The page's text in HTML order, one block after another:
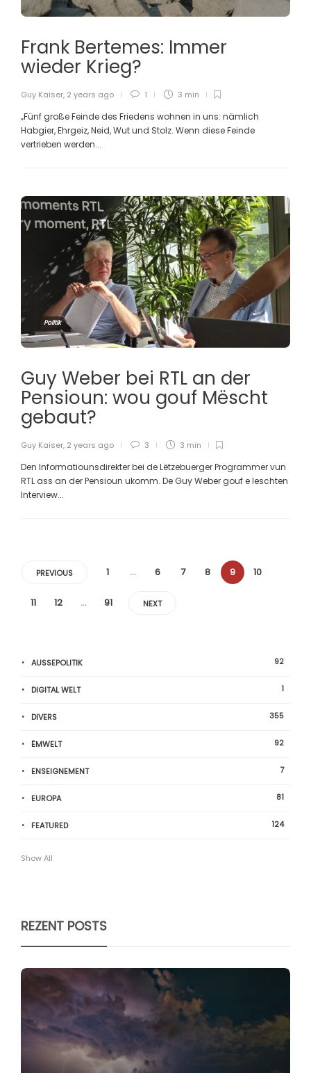
Frank Bertemes: Immer
wieder Krieg?
Guy Kaiser, 2 years ago 1 3 min
„Fünf große Feinde des Friedens wohnen in uns: nämlich
Habgier, Ehrgeiz, Neid, Wut und Stolz. Wenn diese Feinde
vertrieben werden...
Politik
Guy Weber bei RTL an der
Pensioun: wou gouf Mëscht
gebaut?
Guy Kaiser, 2 years ago 3 3 min
Den Informatiounsdirekter bei de Lëtzebuerger Programmer vun
RTL ass an der Pensioun ukomm. De Guy Weber gouf e leschten
Interview...
PREVIOUS 1 … 6 7 8 9 10
11 12 … 91 NEXT
AUSSEPOLITIK 92
DIGITAL WELT 1
DIVERS 355
ËMWELT 92
ENSEIGNEMENT 7
EUROPA 81
FEATURED 124
Show All
REZENT POSTS